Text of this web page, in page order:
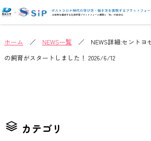
ホーム ／ NEWS一覧 ／ NEWS詳細:セントヨ
の飼育がスタートしました！ 2026/6/12
カテゴリ